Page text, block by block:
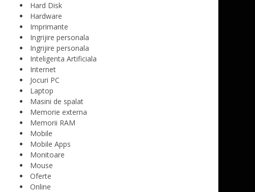
Hard Disk
Hardware
Imprimante
Ingrijire personala
Ingrijire personala
Inteligenta Artificiala
Internet
Jocuri PC
Laptop
Masini de spalat
Memorie externa
Memorii RAM
Mobile
Mobile Apps
Monitoare
Mouse
Oferte
Online